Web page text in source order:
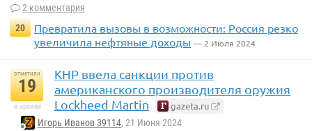
2 комментария
20
Превратила вызовы в возможности: Россия резко
увеличила нефтяные доходы — 2 Июля 2024
отметили
19
в архиве
КНР ввела санкции против
американского производителя оружия
Lockheed Martin
gazeta.ru
Игорь Иванов 39114, 21 Июня 2024